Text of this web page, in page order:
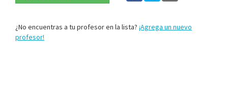
¿No encuentras a tu profesor en la lista? ¡Agrega un nuevo
profesor!